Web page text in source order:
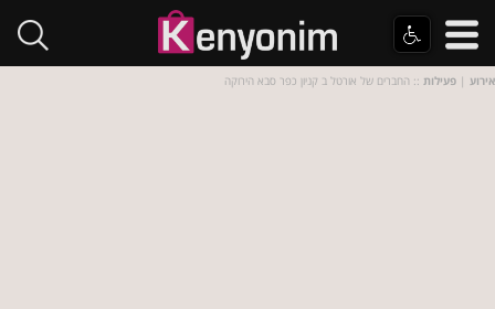
אירוע | פעילות :: החברים של אורטל ב קניון כפר סבא הירוקה